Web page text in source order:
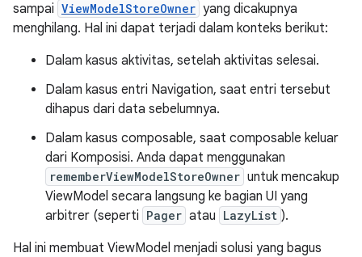
sampai ViewModelStoreOwner yang dicakupnya
menghilang. Hal ini dapat terjadi dalam konteks berikut:
Dalam kasus aktivitas, setelah aktivitas selesai.
Dalam kasus entri Navigation, saat entri tersebut
dihapus dari data sebelumnya.
Dalam kasus composable, saat composable keluar
dari Komposisi. Anda dapat menggunakan
rememberViewModelStoreOwner untuk mencakup
ViewModel secara langsung ke bagian UI yang
arbitrer (seperti Pager atau LazyList ).
Hal ini membuat ViewModel menjadi solusi yang bagus